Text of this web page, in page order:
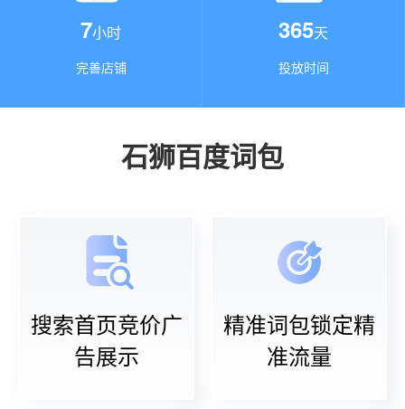
7小时
完善店铺
365天
投放时间
石狮百度词包
搜索首页竞价广
告展示
精准词包锁定精
准流量